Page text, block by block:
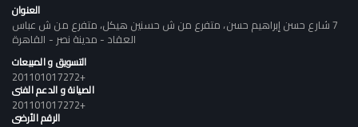
العنوان
7 شارع حسن إبراهيم حسن، متفرع من ش حسنين هيكل، متفرع من ش عباس
العقاد - مدينة نصر - القاهرة
التسويق و المبيعات
+201101017272
الصيانة و الدعم الفنى
+201101017272
الرقم الأرضى